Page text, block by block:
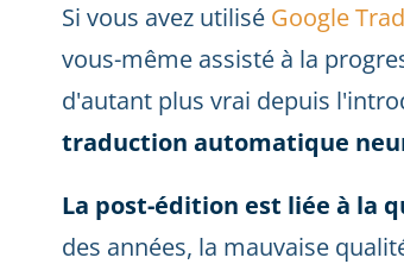
Si vous avez utilisé Google
vous-même assisté à la
d'autant plus vrai depuis
traduction automatique
La post-édition est liée à la
des années, la mauvaise